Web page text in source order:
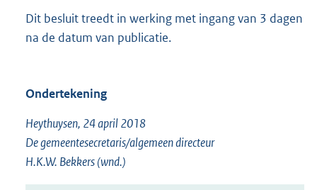
Dit besluit treedt in werking met ingang van 3 dagen
na de datum van publicatie.
Ondertekening
Heythuysen, 24 april 2018
De gemeentesecretaris/algemeen directeur
H.K.W. Bekkers (wnd.)